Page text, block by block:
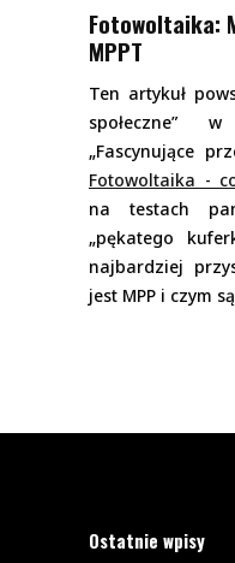
Fotowoltaika:
MPPT
Ten artykuł
społeczne”
„Fascynujące
Fotowoltaika -
na testach
„pękatego
najbardziej
jest MPP i czym
Ostatnie wpisy